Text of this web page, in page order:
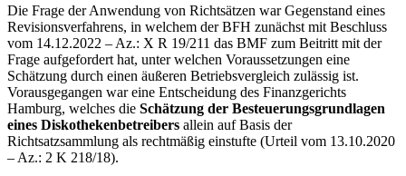
Die Frage der Anwendung von Richtsätzen war Gegenstand eines
Revisionsverfahrens, in welchem der BFH zunächst mit Beschluss
vom 14.12.2022 – Az.: X R 19/211 das BMF zum Beitritt mit der
Frage aufgefordert hat, unter welchen Voraussetzungen eine
Schätzung durch einen äußeren Betriebsvergleich zulässig ist.
Vorausgegangen war eine Entscheidung des Finanzgerichts
Hamburg, welches die Schätzung der Besteuerungsgrundlagen
eines Diskothekenbetreibers allein auf Basis der
Richtsatzsammlung als rechtmäßig einstufte (Urteil vom 13.10.2020
– Az.: 2 K 218/18).